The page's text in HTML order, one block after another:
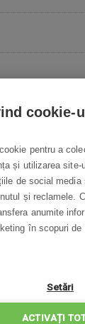
cookie-
pentru a
și utilizarea
de social
și reclamele.
anumite
în scopuri de
Setări
ACTIVAȚI